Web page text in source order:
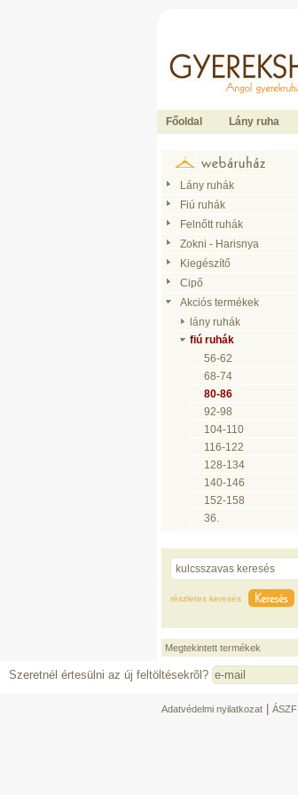
Főoldal Lány ruha
Lány ruhák
Fiú ruhák
Felnőtt ruhák
Zokni - Harisnya
Kiegészítő
Cipő
Akciós termékek
lány ruhák
fiú ruhák
56-62
68-74
80-86
92-98
104-110
116-122
128-134
140-146
152-158
36.
részletes keresés
Megtekintett termékek
Szeretnél értesülni az új feltöltésekrõl?
Adatvédelmi nyilatkozat ÁSZF